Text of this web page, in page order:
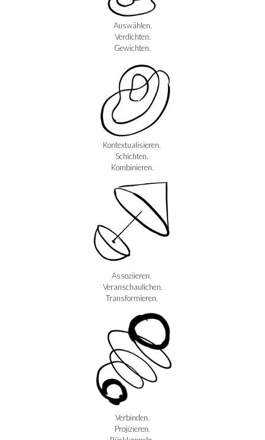
Auswählen.
Verdichten.
Gewichten.
Kontextualisieren.
Schichten.
Kombinieren.
Assoziieren.
Veranschaulichen.
Transformieren.
Verbinden.
Projizieren.